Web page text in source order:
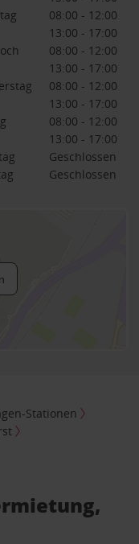
08:00 - 12:00
13:00 - 17:00
08:00 - 12:00
13:00 - 17:00
08:00 - 12:00
13:00 - 17:00
08:00 - 12:00
13:00 - 17:00
Geschlossen
Geschlossen
Stationen